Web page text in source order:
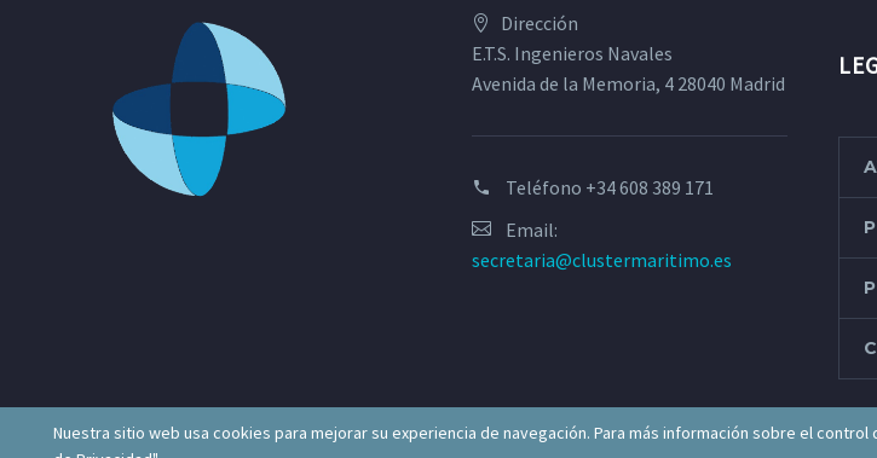
Dirección
E.T.S. Ingenieros Navales
Avenida de la Memoria, 4 28040 Madrid
Teléfono +34 608 389 171
Email:
secretaria@clustermaritimo.es
Nuestra sitio web usa cookies para mejorar su experiencia de navegación. Para más información sobre el